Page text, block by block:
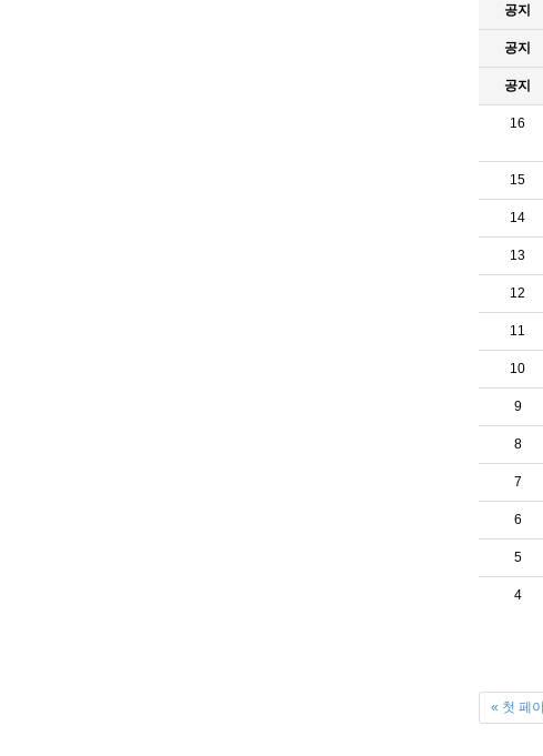
공지
공지
공지
16
15
14
13
12
11
10
9
8
7
6
5
4
« 첫 페